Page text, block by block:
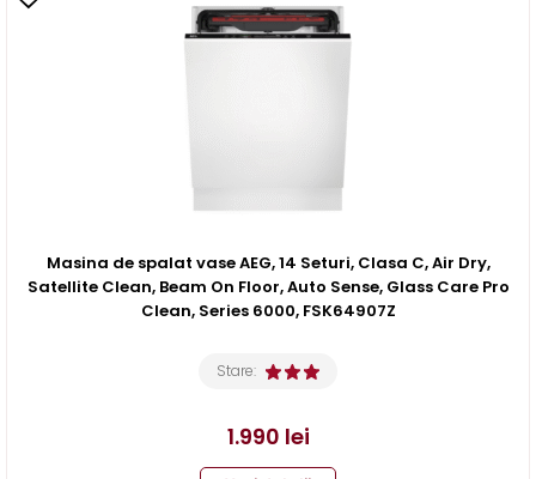
Masina de spalat vase AEG, 14 Seturi, Clasa C, Air Dry,
Satellite Clean, Beam On Floor, Auto Sense, Glass Care Pro
Clean, Series 6000, FSK64907Z
Stare:
1.990 lei